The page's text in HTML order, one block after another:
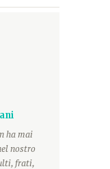
ha mai
nostro
frati,